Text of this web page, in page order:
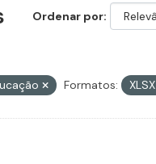
Ordenar por
Formatos: XLSX